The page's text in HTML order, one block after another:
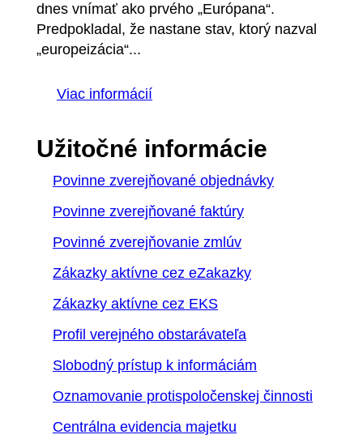
dnes vnímať ako prvého „Európana“.
Predpokladal, že nastane stav, ktorý nazval
„europeizácia“...
Viac informácií
Užitočné informácie
Povinne zverejňované objednávky
Povinne zverejňované faktúry
Povinné zverejňovanie zmlúv
Zákazky aktívne cez eZakazky
Zákazky aktívne cez EKS
Profil verejného obstarávateľa
Slobodný prístup k informáciám
Oznamovanie protispoločenskej činnosti
Centrálna evidencia majetku